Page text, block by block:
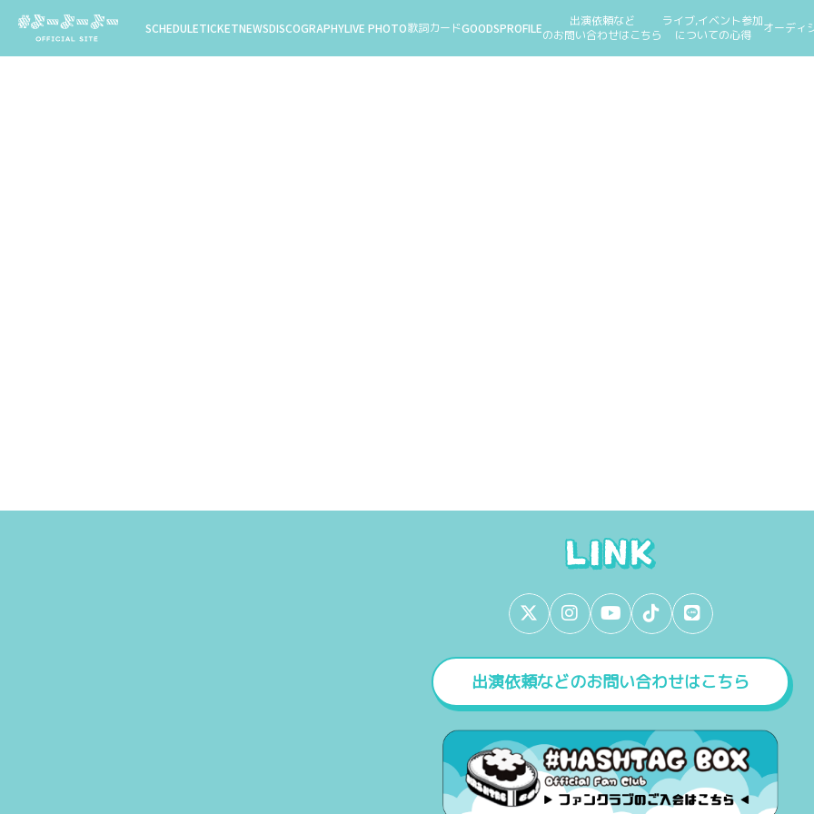
SCHEDULETICKETNEWSDISCOGRAPHYLIVE PHOTO歌詞カードGOODSPROFILE
出演依頼など
のお問い合わせはこちら
ライブ,イベント参加
についての心得
オーディ
出演依頼などのお問い合わせはこちら